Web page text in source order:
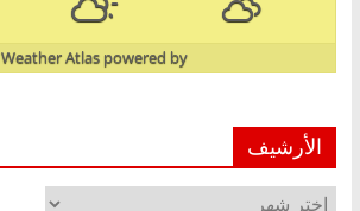
powered by
Weather Atlas
الأرشيف
الأرشيف